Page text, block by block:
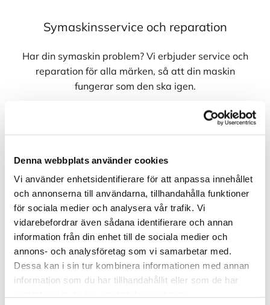
Denna webbplats använder cookies
Vi använder enhetsidentifierare för att anpassa innehållet
och annonserna till användarna, tillhandahålla funktioner
för sociala medier och analysera vår trafik. Vi
vidarebefordrar även sådana identifierare och annan
information från din enhet till de sociala medier och
annons- och analysföretag som vi samarbetar med.
Dessa kan i sin tur kombinera informationen med annan
information som du har tillhandahållit eller som de har
Symaskinsservice och reparation
Har din symaskin problem? Vi erbjuder service och
reparation för alla märken, så att din maskin
fungerar som den ska igen.
Läs mer om service och reperation
Ändringar och sömnad
Vi utför ändringar och anpassningar av kläder och
textilier, oavsett om det gäller en kavaj, ett par
jeans eller gardiner. Med vår skickliga sömmerska
får du alltid ett noggrant utfört arbete.